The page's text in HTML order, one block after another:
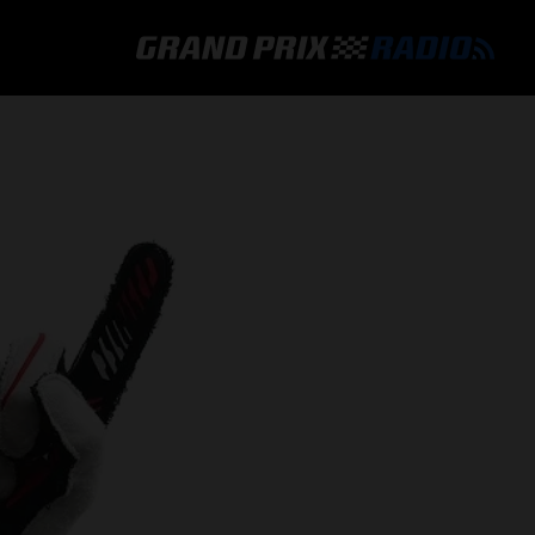
HOE TE BELUISTEREN?
ONLINE RADIO LUISTEREN
GRAND PRIX RADIO APP